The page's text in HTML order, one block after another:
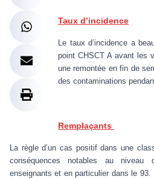
Taux d’incidence
Le taux d’incidence a
point CHSCT A avant les
une remontée en fin de
des contaminations
Remplaçants
La règle d’un cas positif dans une
conséquences notables au niveau
enseignants et en particulier dans le